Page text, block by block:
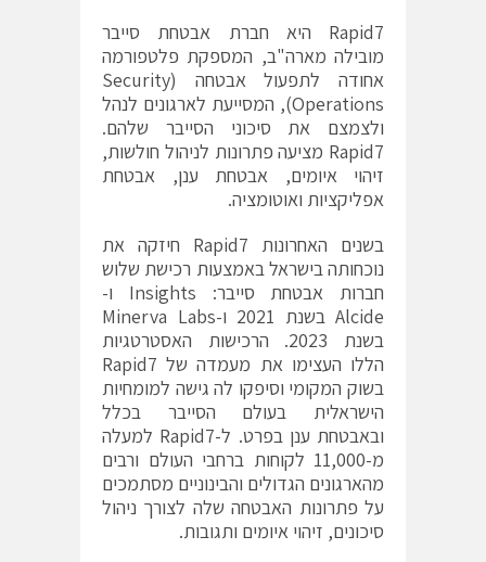
Rapid7 היא חברת אבטחת סייבר
מובילה מארה"ב, המספקת פלטפורמה
אחודה לתפעול אבטחה (Security
Operations), המסייעת לארגונים לנהל
ולצמצם את סיכוני הסייבר שלהם.
Rapid7 מציעה פתרונות לניהול חולשות,
זיהוי איומים, אבטחת ענן, אבטחת
אפליקציות ואוטומציה.
בשנים האחרונות Rapid7 חיזקה את
נוכחותה בישראל באמצעות רכישת שלוש
חברות אבטחת סייבר: Insights ו-
Alcide בשנת 2021 ו-Minerva Labs
בשנת 2023. הרכישות האסטרטגיות
הללו העצימו את מעמדה של Rapid7
בשוק המקומי וסיפקו לה גישה למומחיות
הישראלית בעולם הסייבר בכלל
ובאבטחת ענן בפרט. ל-Rapid7 למעלה
מ-11,000 לקוחות ברחבי העולם ורבים
מהארגונים הגדולים והבינוניים מסתמכים
על פתרונות האבטחה שלה לצורך ניהול
סיכונים, זיהוי איומים ותגובות.